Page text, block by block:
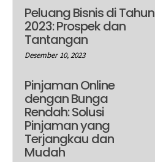
Peluang Bisnis di Tahun
2023: Prospek dan
Tantangan
Desember 10, 2023
Pinjaman Online
dengan Bunga
Rendah: Solusi
Pinjaman yang
Terjangkau dan
Mudah